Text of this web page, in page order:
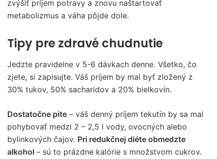
zvýšiť príjem potravy a znovu naštartovať
metabolizmus a váha pôjde dole.
Tipy pre zdravé chudnutie
Jedzte pravidelne v 5-6 dávkach denne. Všetko, čo
zjete, si zapisujte. Váš príjem by mal byť zložený z
30% tukov, 50% sacharidov a 20% bielkovín.
Dostatočne pite – váš denný príjem tekutín by sa mal
pohybovať medzi 2 – 2,5 l vody, ovocných alebo
bylinkových čajov. Pri redukčnej diéte obmedzte
alkohol – sú to prázdne kalórie s množstvom cukrov.